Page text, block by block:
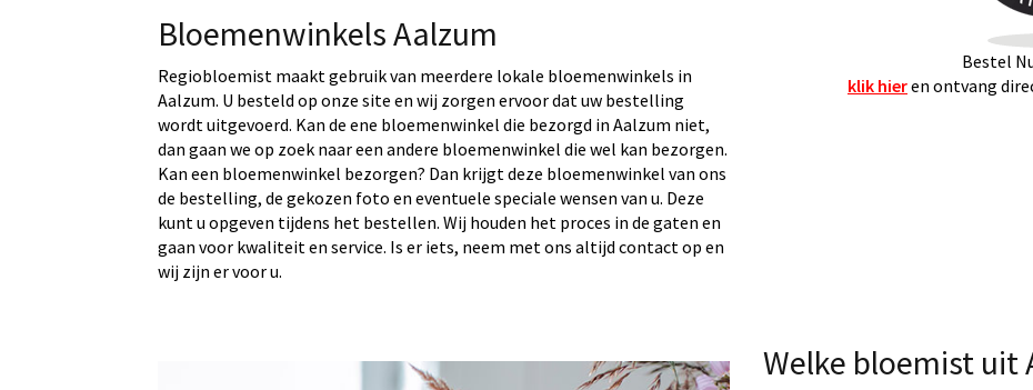
Bloemenwinkels Aalzum
Regiobloemist maakt gebruik van meerdere lokale bloemenwinkels in
Aalzum. U besteld op onze site en wij zorgen ervoor dat uw bestelling
wordt uitgevoerd. Kan de ene bloemenwinkel die bezorgd in Aalzum niet,
dan gaan we op zoek naar een andere bloemenwinkel die wel kan bezorgen.
Kan een bloemenwinkel bezorgen? Dan krijgt deze bloemenwinkel van ons
de bestelling, de gekozen foto en eventuele speciale wensen van u. Deze
kunt u opgeven tijdens het bestellen. Wij houden het proces in de gaten en
gaan voor kwaliteit en service. Is er iets, neem met ons altijd contact op en
wij zijn er voor u.
Bestel
klik hieren ontvang
Welke bloemist uit